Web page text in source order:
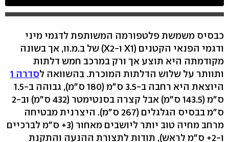
כבסיס משמשת פלטפורמה המשותפת לדגמי מיני
ודגמי הפנאי הקטנים (X1 ו-X2) של ב.מ.וו, אך בשונה
מקודמתה היא תוצע אך ורק במרכב חמש דלתות
ותוותר על שלוש הדלתות המוכרת. בהשוואה לסדרה 1
היוצאת היא רחבה ב-3.5 ס"מ (180 ס"מ), גבוהה ב-1.5
ס"מ (143.5 ס"מ) אבל קצרה בסנטימטר (432 ס"מ) וב-2
ס"מ בבסיס הגלגלים (267 ס"מ). היצרנית מבטיחה
מרחב מחיה טוב יותר ליושבים מאחור (3+ ס"מ לברכיים
ו-2+ ס"מ לראש), תודות לתצורת ההנעה והתקנת